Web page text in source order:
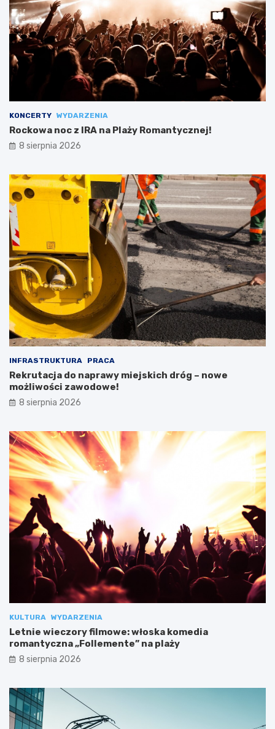
KONCERTY WYDARZENIA
Rockowa noc z IRA na Plaży Romantycznej!
8 sierpnia 2026
INFRASTRUKTURA PRACA
Rekrutacja do naprawy miejskich dróg – nowe
możliwości zawodowe!
8 sierpnia 2026
KULTURA WYDARZENIA
Letnie wieczory filmowe: włoska komedia
romantyczna „Follemente” na plaży
8 sierpnia 2026